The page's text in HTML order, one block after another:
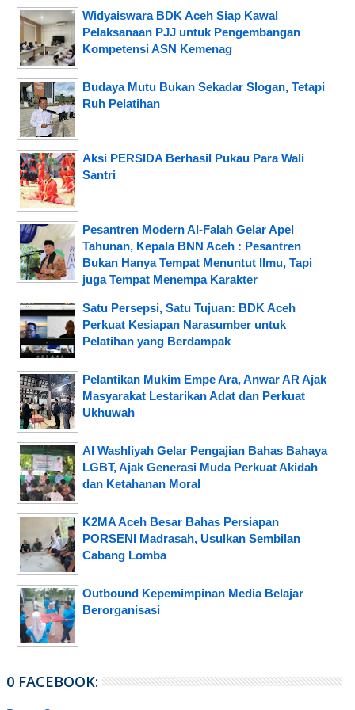
Widyaiswara BDK Aceh Siap Kawal
Pelaksanaan PJJ untuk Pengembangan
Kompetensi ASN Kemenag
Budaya Mutu Bukan Sekadar Slogan, Tetapi
Ruh Pelatihan
Aksi PERSIDA Berhasil Pukau Para Wali
Santri
Pesantren Modern Al-Falah Gelar Apel
Tahunan, Kepala BNN Aceh : Pesantren
Bukan Hanya Tempat Menuntut Ilmu, Tapi
juga Tempat Menempa Karakter
Satu Persepsi, Satu Tujuan: BDK Aceh
Perkuat Kesiapan Narasumber untuk
Pelatihan yang Berdampak
Pelantikan Mukim Empe Ara, Anwar AR Ajak
Masyarakat Lestarikan Adat dan Perkuat
Ukhuwah
Al Washliyah Gelar Pengajian Bahas Bahaya
LGBT, Ajak Generasi Muda Perkuat Akidah
dan Ketahanan Moral
K2MA Aceh Besar Bahas Persiapan
PORSENI Madrasah, Usulkan Sembilan
Cabang Lomba
Outbound Kepemimpinan Media Belajar
Berorganisasi
0 FACEBOOK: